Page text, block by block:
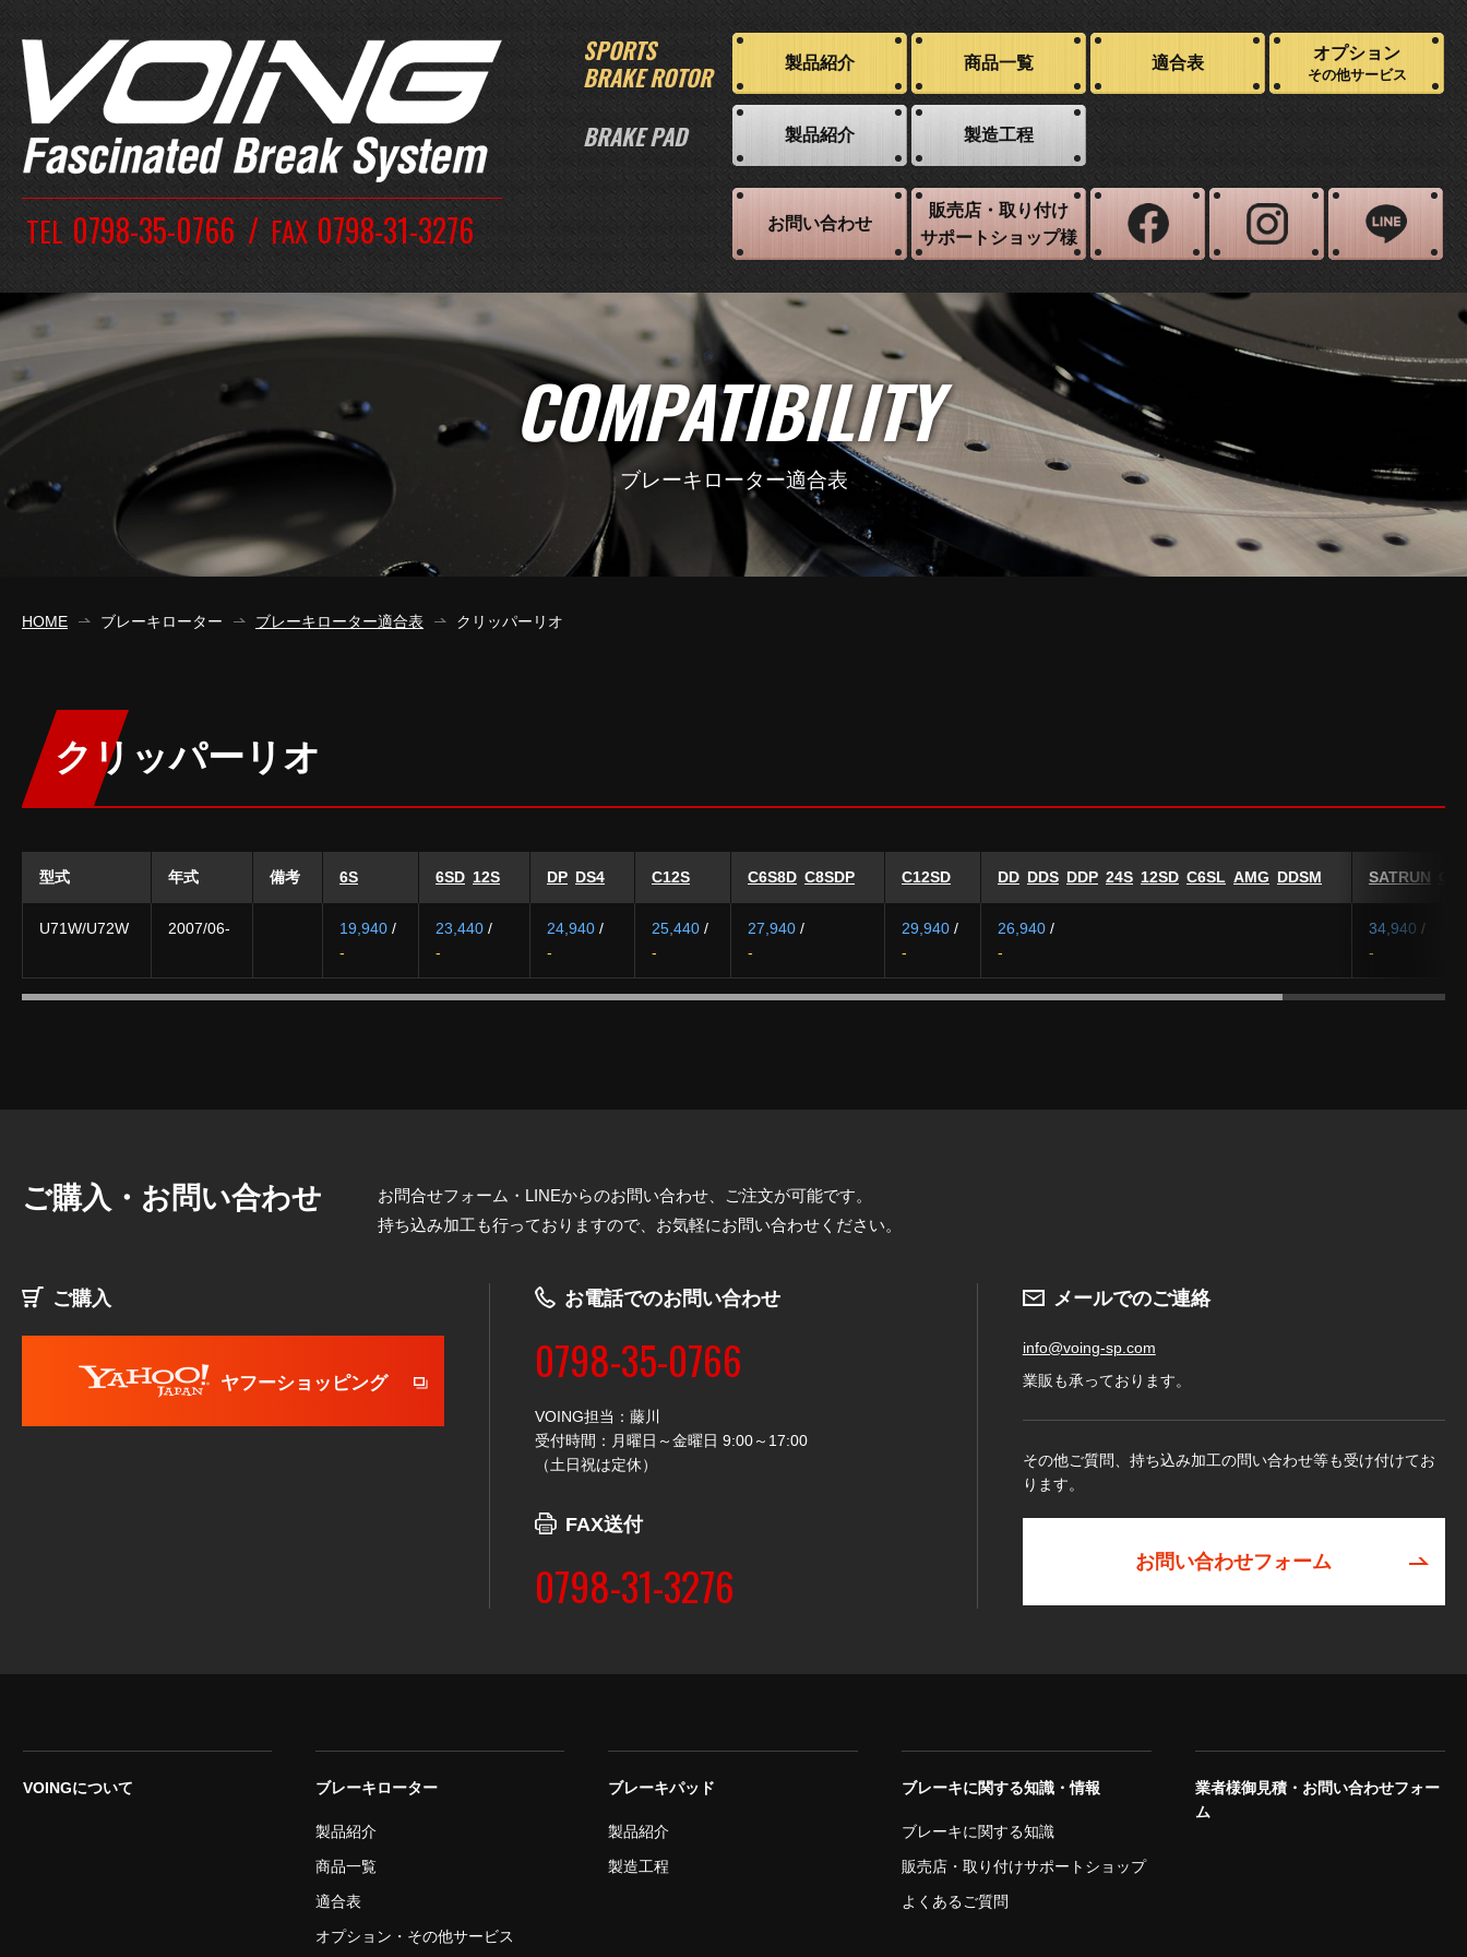
TEL 0798-35-0766 FAX 0798-31-3276
SPORTS
BRAKE ROTOR
製品紹介 商品一覧 適合表
オプション
その他サービス
BRAKE PAD 製品紹介 製造工程
お問い合わせ
販売店・取り付け
サポートショップ様
COMPATIBILITY
ブレーキローター適合表
HOME ブレーキローター ブレーキローター適合表 クリッパーリオ
クリッパーリオ
型式 年式 備考 6S 6SD 12S DP DS4 C12S C6S8D C8SDP C12SD DD DDS DDP 24S 12SD C6SL AMG DDSM SATRUN
U71W/U72W 2007/06- 19,940 /
-
23,440 /
-
24,940 /
-
25,440 /
-
27,940 /
-
29,940 /
-
26,940 /
-
34,940 /
-
ご購入・お問い合わせ
お問合せフォーム・LINEからのお問い合わせ、ご注文が可能です。
持ち込み加工も行っておりますので、お気軽にお問い合わせください。
ご購入
ヤフーショッピング
お電話でのお問い合わせ
0798-35-0766
VOING担当：藤川
受付時間：月曜日～金曜日 9:00～17:00
（土日祝は定休）
FAX送付
0798-31-3276
メールでのご連絡
info@voing-sp.com
業販も承っております。
その他ご質問、持ち込み加工の問い合わせ等も受け付けてお
ります。
お問い合わせフォーム
VOINGについて ブレーキローター
製品紹介
商品一覧
適合表
オプション・その他サービス
ブレーキパッド
製品紹介
製造工程
ブレーキに関する知識・情報
ブレーキに関する知識
販売店・取り付けサポートショップ
よくあるご質問
業者様御見積・お問い合わせフォー
ム